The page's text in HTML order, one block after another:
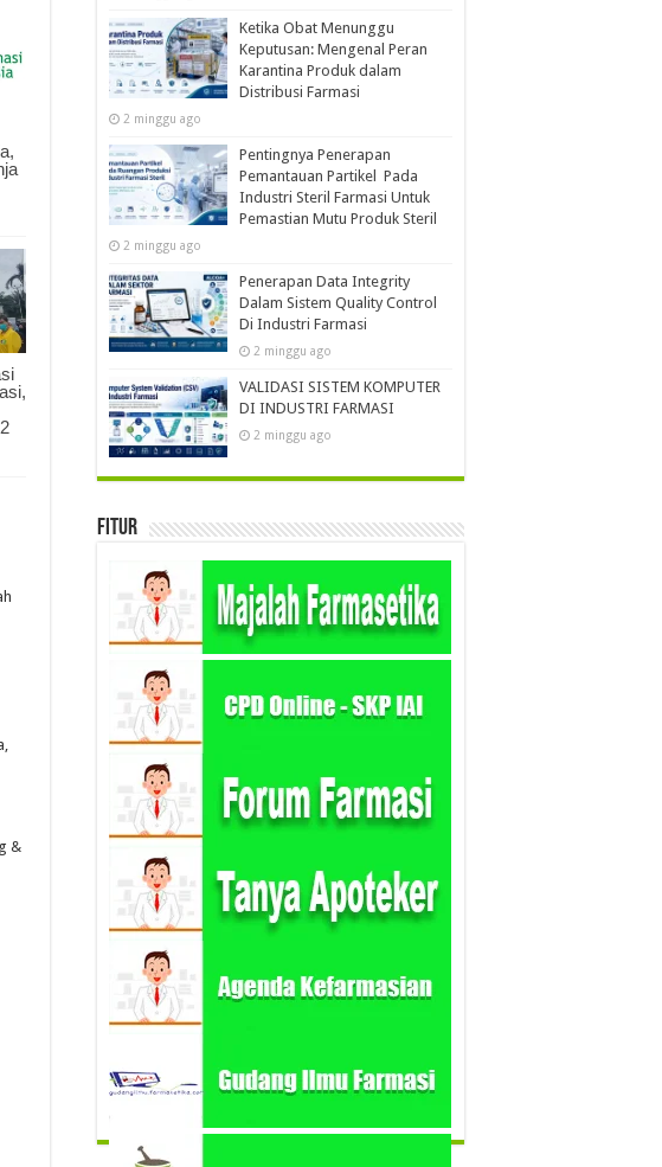
&
Ketika Obat Menunggu
Keputusan: Mengenal Peran
Karantina Produk dalam
Distribusi Farmasi
2 minggu ago
Pentingnya Penerapan
Pemantauan Partikel Pada
Industri Steril Farmasi Untuk
Pemastian Mutu Produk Steril
2 minggu ago
Penerapan Data Integrity
Dalam Sistem Quality Control
Di Industri Farmasi
2 minggu ago
VALIDASI SISTEM KOMPUTER
DI INDUSTRI FARMASI
2 minggu ago
Fitur